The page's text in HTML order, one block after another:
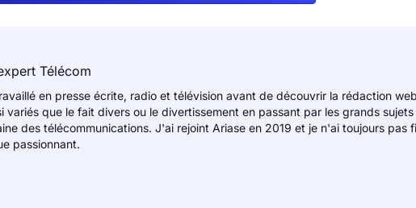
Télécom
en presse écrite, radio et télévision avant de découvrir la rédaction
variés que le fait divers ou le divertissement en passant par les grands
des télécommunications. J'ai rejoint Ariase en 2019 et je n'ai toujours pas
passionnant.